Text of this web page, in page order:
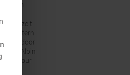
Nein
Freizeit
Klettern
Outdoor
Ski Alpin
Skitour